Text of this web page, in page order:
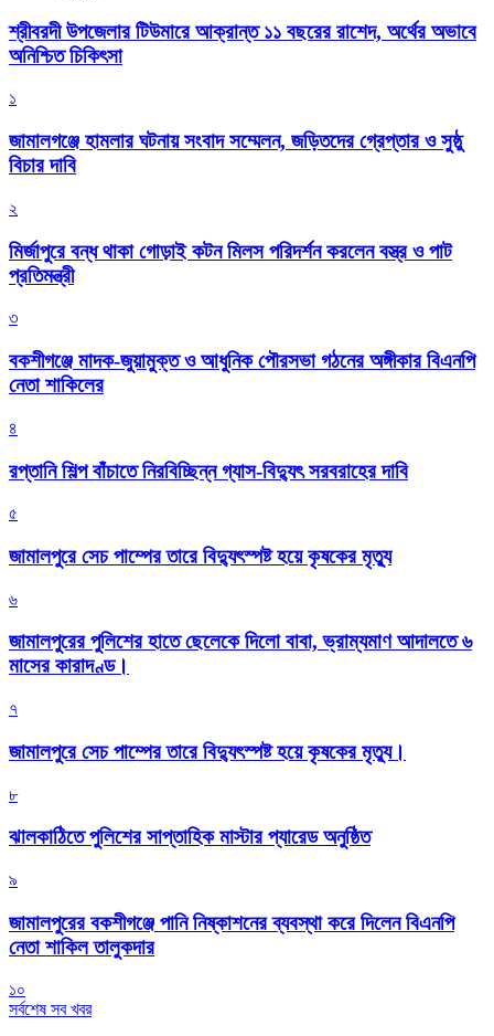
শ্রীবরদী উপজেলার টিউমারে আক্রান্ত ১১ বছরের রাশেদ, অর্থের অভাবে
অনিশ্চিত চিকিৎসা
১
জামালগঞ্জে হামলার ঘটনায় সংবাদ সম্মেলন, জড়িতদের গ্রেপ্তার ও সুষ্ঠু
বিচার দাবি
২
মির্জাপুরে বন্ধ থাকা গোড়াই কটন মিলস পরিদর্শন করলেন বস্ত্র ও পাট
প্রতিমন্ত্রী
৩
বকশীগঞ্জে মাদক-জুয়ামুক্ত ও আধুনিক পৌরসভা গঠনের অঙ্গীকার বিএনপি
নেতা শাকিলের
৪
রপ্তানি শিল্প বাঁচাতে নিরবিচ্ছিন্ন গ্যাস-বিদ্যুৎ সরবরাহের দাবি
৫
জামালপুরে সেচ পাম্পের তারে বিদ্যুৎস্পষ্ট হয়ে কৃষকের মৃত্যু
৬
জামালপুরের পুলিশের হাতে ছেলেকে দিলো বাবা, ভ্রাম্যমাণ আদালতে ৬
মাসের কারাদণ্ড।
৭
জামালপুরে সেচ পাম্পের তারে বিদ্যুৎস্পষ্ট হয়ে কৃষকের মৃত্যু।
৮
‎ঝালকাঠিতে পুলিশের সাপ্তাহিক মাস্টার প্যারেড অনুষ্ঠিত
৯
জামালপুরের বকশীগঞ্জে পানি নিষ্কাশনের ব্যবস্থা করে দিলেন বিএনপি
নেতা শাকিল তালুকদার
১০
সর্বশেষ সব খবর